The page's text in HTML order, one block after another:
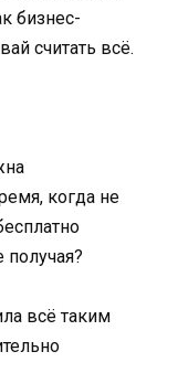
бизнес-
считать всё.
когда не
получая?
всё таким